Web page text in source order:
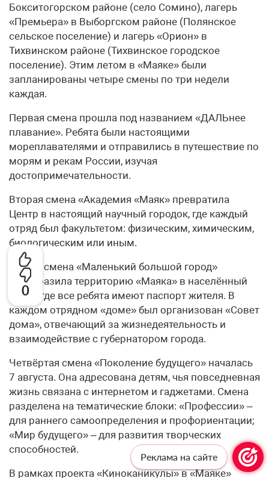
0
Бокситогорском районе (село Сомино), лагерь
«Премьера» в Выборгском районе (Полянское
сельское поселение) и лагерь «Орион» в
Тихвинском районе (Тихвинское городское
поселение). Этим летом в «Маяке» были
запланированы четыре смены по три недели
каждая.
Первая смена прошла под названием «ДАЛЬнее
плавание». Ребята были настоящими
мореплавателями и отправились в путешествие по
морям и рекам России, изучая
достопримечательности.
Вторая смена «Академия «Маяк» превратила
Центр в настоящий научный городок, где каждый
отряд был факультетом: физическим, химическим,
биологическим или иным.
Третья смена «Маленький большой город»
преобразила территорию «Маяка» в населённый
пункт, где все ребята имеют паспорт жителя. В
каждом отрядном «доме» был организован «Совет
дома», отвечающий за жизнедеятельность и
взаимодействие с губернатором города.
Четвёртая смена «Поколение будущего» началась
7 августа. Она адресована детям, чья повседневная
жизнь связана с интернетом и гаджетами. Смена
разделена на тематические блоки: «Профессии» –
для раннего самоопределения и профориентации;
«Мир будущего» – для развития творческих
способностей.
В рамках проекта «Киноканикулы» в «Маяке»
Реклама на сайте